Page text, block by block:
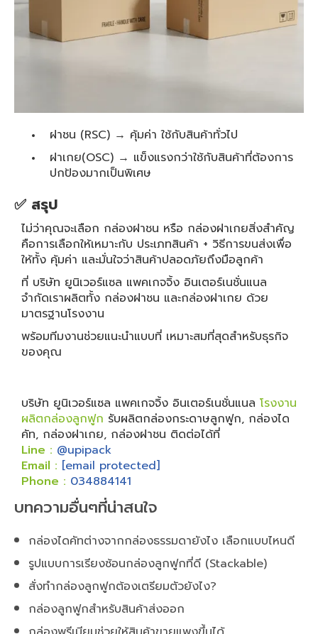
ฝาชน (RSC) → คุ้มค่า ใช้กับสินค้าทั่วไป
ฝาเกย(OSC) → แข็งแรงกว่าใช้กับสินค้าที่ต้องการ
ปกป้องมากเป็นพิเศษ
✅ สรุป
ไม่ว่าคุณจะเลือก กล่องฝาชน หรือ กล่องฝาเกยสิ่งสำคัญ
คือการเลือกให้เหมาะกับ ประเภทสินค้า + วิธีการขนส่งเพื่อ
ให้ทั้ง คุ้มค่า และมั่นใจว่าสินค้าปลอดภัยถึงมือลูกค้า
ที่ บริษัท ยูนิเวอร์แซล แพคเกจจิ้ง อินเตอร์เนชั่นแนล
จำกัดเราผลิตทั้ง กล่องฝาชน และกล่องฝาเกย ด้วย
มาตรฐานโรงงาน
พร้อมทีมงานช่วยแนะนำแบบที่ เหมาะสมที่สุดสำหรับธุรกิจ
ของคุณ
บริษัท ยูนิเวอร์แซล แพคเกจจิ้ง อินเตอร์เนชั่นแนล โรงงาน
ผลิตกล่องลูกฟูก รับผลิตกล่องกระดาษลูกฟูก, กล่องได
คัท, กล่องฝาเกย, กล่องฝาชน ติดต่อได้ที่
Line : @upipack
Email : [email protected]
Phone : 034884141
บทความอื่นๆที่น่าสนใจ
กล่องไดคัทต่างจากกล่องธรรมดายังไง เลือกแบบไหนดี
รูปแบบการเรียงซ้อนกล่องลูกฟูกที่ดี (Stackable)
สั่งทำกล่องลูกฟูกต้องเตรียมตัวยังไง?
กล่องลูกฟูกสำหรับสินค้าส่งออก